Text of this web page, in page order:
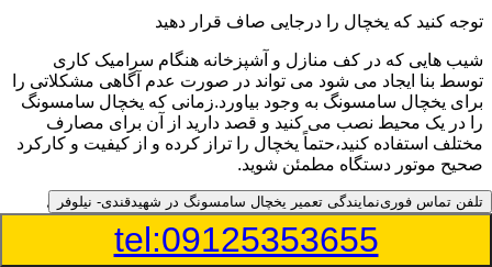
توجه کنید که یخچال را درجایی صاف قرار دهید
شیب هایی که در کف منازل و آشپزخانه هنگام سرامیک کاری
توسط بنا ایجاد می شود می تواند در صورت عدم آگاهی مشکلاتی را
برای یخچال سامسونگ به وجود بیاورد.زمانی که یخچال سامسونگ
را در یک محیط نصب می کنید و قصد دارید از آن برای مصارف
مختلف استفاده کنید،حتماً یخچال را تراز کرده و از کیفیت و کارکرد
صحیح موتور دستگاه مطمئن شوید.
زمانی که یخچال سامسونگ تراز نشده باشد،به دلایل مختلف به
موتور دستگاه فشار می آید و علاوه بر تولید صداهای مختلف در
برخی از موارد ممکن است باعث کاهش طول عمر موتور نیز
تلفن تماس فورینمایندگی تعمیر یخچال سامسونگ در شهیدقندی- نیلوفر
tel:09125353655